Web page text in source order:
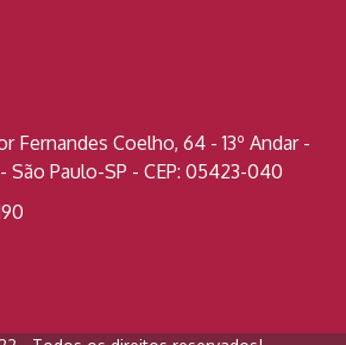
Fernandes Coelho, 64 - 13º Andar -
São Paulo-SP - CEP: 05423-040